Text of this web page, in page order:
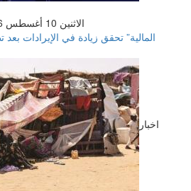
الاثنين 10 أغسطس 2026 12:59 صباحاً
اخبار